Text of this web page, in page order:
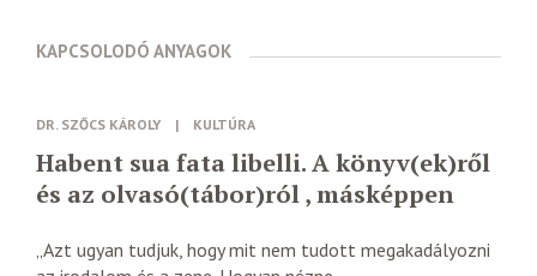
KAPCSOLODÓ ANYAGOK
DR. SZŐCS KÁROLY | KULTÚRA
Habent sua fata libelli. A könyv(ek)ről
és az olvasó(tábor)ról , másképpen
„Azt ugyan tudjuk, hogy mit nem tudott megakadályozni